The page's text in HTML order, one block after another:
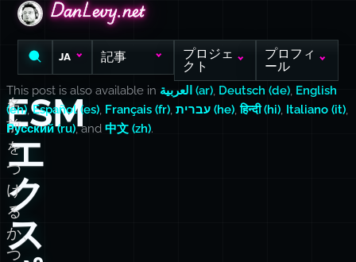
DanLevy.net
DanLevy.net
DanLevy.net
JA 記事
プロジェ
クト
プロフィ
ール
ESM
エ
ク
ス
名
前
を
つ
け
る
か、
つ
This post is also available in العربية (ar), Deutsch (de), English
(en),Español (es), Français (fr), עברית (he),हिन्दी (hi), Italiano (it),
Русский (ru), and 中文 (zh).